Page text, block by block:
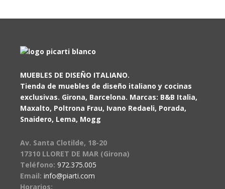
MUEBLES DE DISEÑO ITALIANO.
Tienda de muebles de diseño italiano y cocinas
exclusivas. Girona, Barcelona. Marcas: B&B Italia,
Maxalto, Poltrona Frau, Ivano Redaeli, Porada,
Snaidero, Lema, Mogg
Av. Santa Clotilde, 18-20
17310 LLORET DE MAR (Girona)
Teléfono: 972.375.005
Email: info@piarti.com
Horarios: